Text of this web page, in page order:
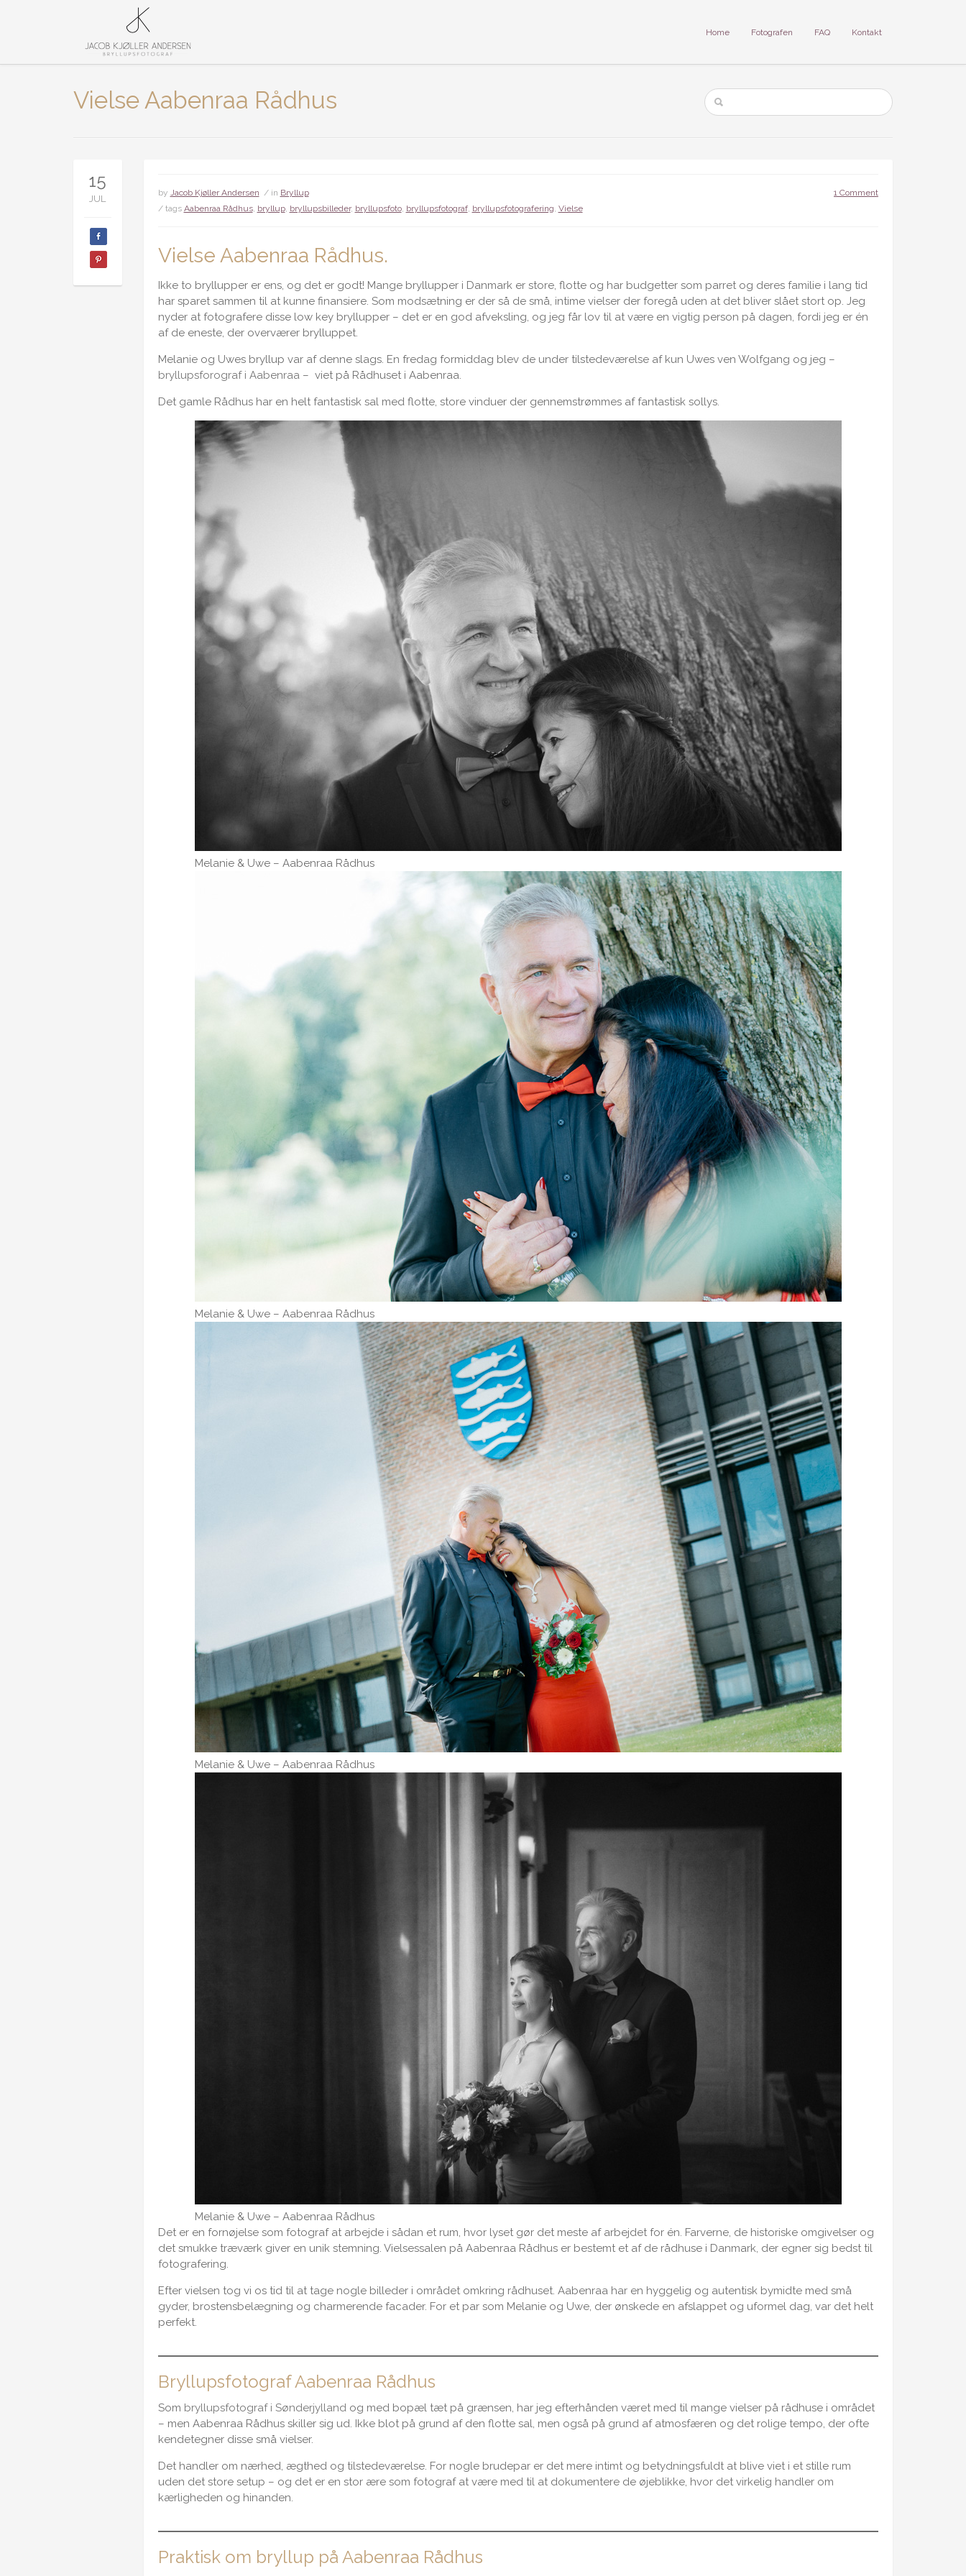
Home Fotografen FAQ Kontakt
Vielse Aabenraa Rådhus
15
JUL
by Jacob Kjøller Andersen / in Bryllup
/ tags Aabenraa Rådhus, bryllup, bryllupsbilleder, bryllupsfoto, bryllupsfotograf, bryllupsfotografering, Vielse
1 Comment
Vielse Aabenraa Rådhus.
Ikke to bryllupper er ens, og det er godt! Mange bryllupper i Danmark er store, flotte og har budgetter som parret og deres familie i lang tid
har sparet sammen til at kunne finansiere. Som modsætning er der så de små, intime vielser der foregå uden at det bliver slået stort op. Jeg
nyder at fotografere disse low key bryllupper – det er en god afveksling, og jeg får lov til at være en vigtig person på dagen, fordi jeg er én
af de eneste, der overværer brylluppet.
Melanie og Uwes bryllup var af denne slags. En fredag formiddag blev de under tilstedeværelse af kun Uwes ven Wolfgang og jeg –
bryllupsforograf i Aabenraa– viet på Rådhuset i Aabenraa.
Det gamle Rådhus har en helt fantastisk sal med flotte, store vinduer der gennemstrømmes af fantastisk sollys.
Melanie & Uwe – Aabenraa Rådhus
Melanie & Uwe – Aabenraa Rådhus
Melanie & Uwe – Aabenraa Rådhus
Melanie & Uwe – Aabenraa Rådhus
Det er en fornøjelse som fotograf at arbejde i sådan et rum, hvor lyset gør det meste af arbejdet for én. Farverne, de historiske omgivelser og
det smukke træværk giver en unik stemning. Vielsessalen på Aabenraa Rådhus er bestemt et af de rådhuse i Danmark, der egner sig bedst til
fotografering.
Efter vielsen tog vi os tid til at tage nogle billeder i området omkring rådhuset. Aabenraa har en hyggelig og autentisk bymidte med små
gyder, brostensbelægning og charmerende facader. For et par som Melanie og Uwe, der ønskede en afslappet og uformel dag, var det helt
perfekt.
Bryllupsfotograf Aabenraa Rådhus
Som bryllupsfotograf i Sønderjyllandog med bopæl tæt på grænsen, har jeg efterhånden været med til mange vielser på rådhuse i området
– men Aabenraa Rådhus skiller sig ud. Ikke blot på grund af den flotte sal, men også på grund af atmosfæren og det rolige tempo, der ofte
kendetegner disse små vielser.
Det handler om nærhed, ægthed og tilstedeværelse. For nogle brudepar er det mere intimt og betydningsfuldt at blive viet i et stille rum
uden det store setup – og det er en stor ære som fotograf at være med til at dokumentere de øjeblikke, hvor det virkelig handler om
kærligheden og hinanden.
Praktisk om bryllup på Aabenraa Rådhus